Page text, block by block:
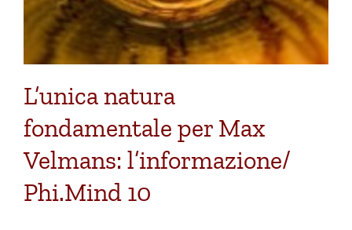
L’unica natura
fondamentale per Max
Velmans: l’informazione/
Phi.Mind 10